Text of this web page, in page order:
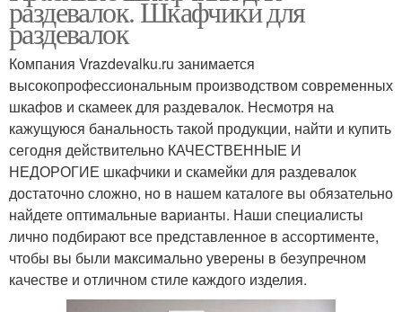
раздевалок. Шкафчики для
раздевалок
Компания Vrazdevalku.ru занимается
высокопрофессиональным производством современных
шкафов и скамеек для раздевалок. Несмотря на
кажущуюся банальность такой продукции, найти и купить
сегодня действительно КАЧЕСТВЕННЫЕ И
НЕДОРОГИЕ шкафчики и скамейки для раздевалок
достаточно сложно, но в нашем каталоге вы обязательно
найдете оптимальные варианты. Наши специалисты
лично подбирают все представленное в ассортименте,
чтобы вы были максимально уверены в безупречном
качестве и отличном стиле каждого изделия.